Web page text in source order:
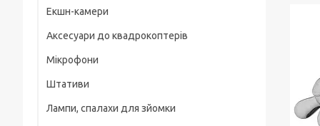
Екшн-камери
Аксесуари до квадрокоптерів
Комплектуючі для квадрокоптерів
Кейси для квадрокоптерів
Фільтри, лінзи
Мікрофони
Штативи
Лампи, спалахи для зйомки